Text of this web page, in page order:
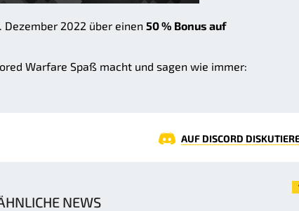
2022 über einen 50 % Bonus auf
Warfare Spaß macht und sagen wie immer:
AUF DISCORD
NEWS